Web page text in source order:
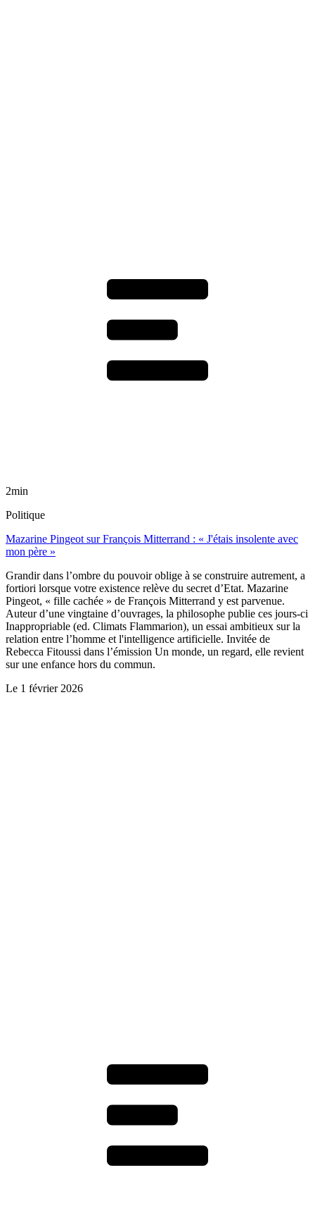
2min
Politique
Mazarine Pingeot sur François Mitterrand : « J'étais insolente avec
mon père »
Grandir dans l’ombre du pouvoir oblige à se construire autrement, a
fortiori lorsque votre existence relève du secret d’Etat. Mazarine
Pingeot, « fille cachée » de François Mitterrand y est parvenue.
Auteur d’une vingtaine d’ouvrages, la philosophe publie ces jours-ci
Inappropriable (ed. Climats Flammarion), un essai ambitieux sur la
relation entre l’homme et l'intelligence artificielle. Invitée de
Rebecca Fitoussi dans l’émission Un monde, un regard, elle revient
sur une enfance hors du commun.
Le 1 février 2026